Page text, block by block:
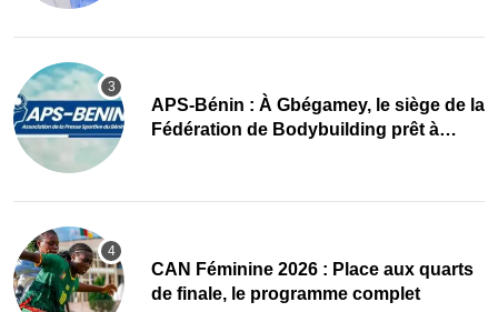
APS-Bénin : À Gbégamey, le siège de la
Fédération de Bodybuilding prêt à
CAN Féminine 2026 : Place aux quarts
de finale, le programme complet